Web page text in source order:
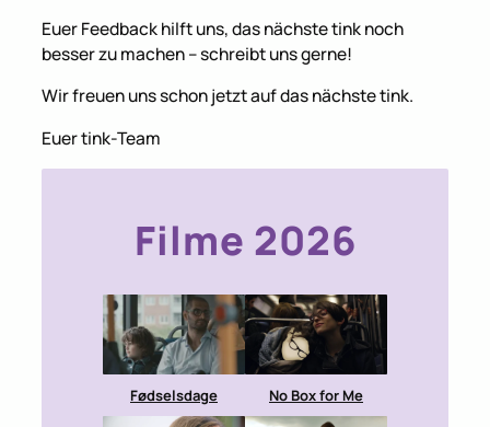
Euer Feedback hilft uns, das nächste tink noch
besser zu machen – schreibt uns gerne!
Wir freuen uns schon jetzt auf das nächste tink.
Euer tink-Team
Filme 2026
Fødselsdage No Box for Me